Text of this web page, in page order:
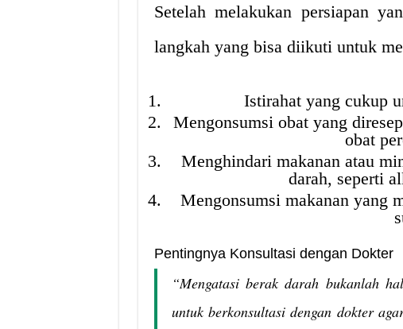
Setelah melakukan persiapan
langkah yang bisa diikuti untuk
Istirahat yang cukup
Mengonsumsi obat yang
obat
Menghindari makanan atau
darah, seperti
Mengonsumsi makanan yang
Pentingnya Konsultasi dengan Dokter
“Mengatasi berak darah bukanlah
untuk berkonsultasi dengan dokter